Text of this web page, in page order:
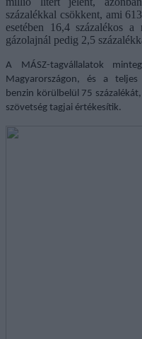
százalékkal csökkent, ami
esetében 16,4 százalékos
gázolajnál pedig 2,5
A MÁSZ-tagvállalatok
Magyarországon, és a teljes
benzin körülbelül 75
szövetség tagjai értékesítik.